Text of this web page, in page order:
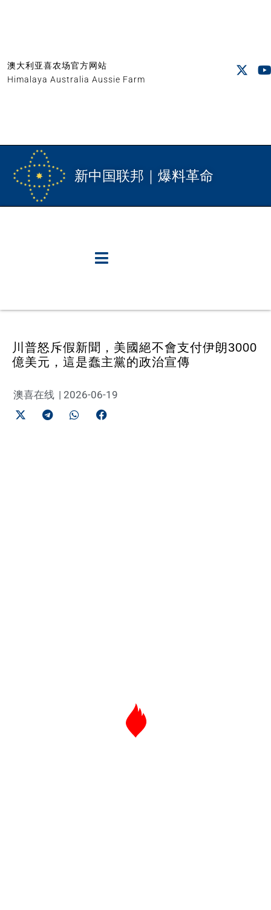
澳大利亚喜农场官方网站
Himalaya Australia Aussie Farm
新中国联邦｜爆料革命
川普怒斥假新聞，美國絕不會支付伊朗3000
億美元，這是蠢主黨的政治宣傳
澳喜在线 | 2026-06-19